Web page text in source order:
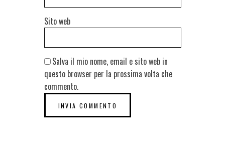
Sito web
Salva il mio nome, email e sito web in
questo browser per la prossima volta che
commento.